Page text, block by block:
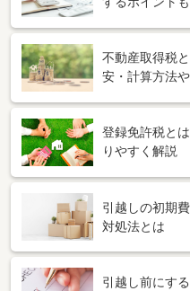
不動産取得税
安・計算方法
登録免許税と
りやすく解説
引越しの初期
対処法とは
引越し前にす